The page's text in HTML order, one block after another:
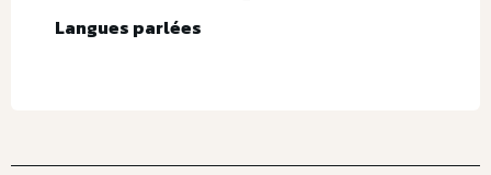
Langues parlées
Langues parlées